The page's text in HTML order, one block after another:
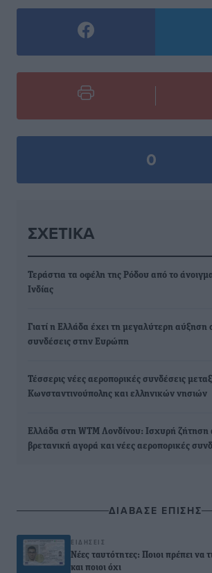
0
ΣΧΕΤΙΚΆ
Τεράστια τα οφέλη της Ρόδου από το
Ινδίας
Γιατί η Ελλάδα έχει τη μεγαλύτερη αύξηση
συνδέσεις στην Ευρώπη
Τέσσερις νέες αεροπορικές συνδέσεις
Κωνσταντινούπολης και ελληνικών νησιών
Ελλάδα στη WTM Λονδίνου: Ισχυρή ζήτηση
βρετανική αγορά και νέες αεροπορικές
ΔΙΑΒΑΣΕ ΕΠΙΣΗΣ
ΕΙΔΉΣΕΙΣ
Νέες ταυτότητες: Ποιοι πρέπει να
και ποιοι όχι